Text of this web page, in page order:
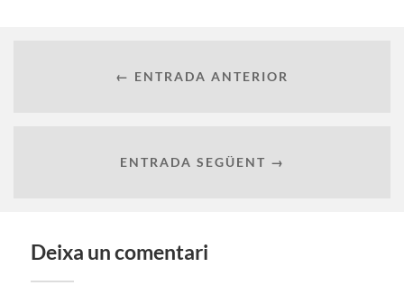
← ENTRADA ANTERIOR
ENTRADA SEGÜENT →
Deixa un comentari